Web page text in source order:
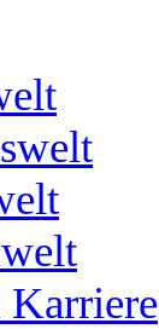
Karriere